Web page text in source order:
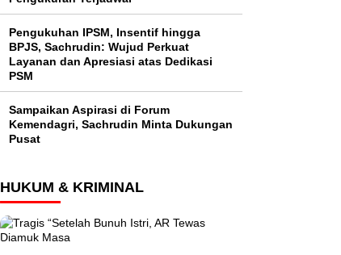
Pengukuhan IPSM, Insentif hingga
BPJS, Sachrudin: Wujud Perkuat
Layanan dan Apresiasi atas Dedikasi
PSM
Sampaikan Aspirasi di Forum
Kemendagri, Sachrudin Minta Dukungan
Pusat
HUKUM & KRIMINAL